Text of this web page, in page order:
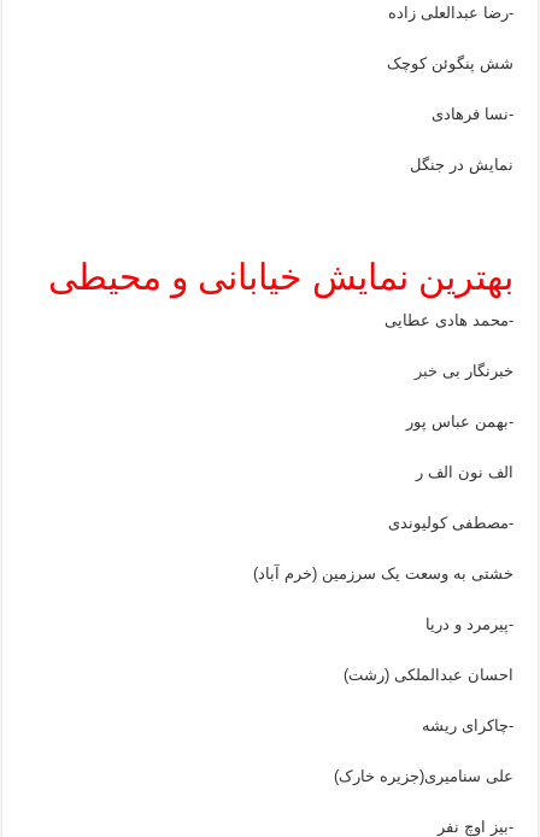
-رضا عبدالعلی زاده
شش پنگوئن کوچک
-نسا فرهادی
نمایش در جنگل
بهترین نمایش خیابانی و محیطی
-محمد هادی عطایی
خبرنگار بی خبر
-بهمن عباس پور
الف نون الف ر
-مصطفی کولیوندی
خشتی به وسعت یک سرزمین (خرم آباد)
-پیرمرد و دریا
احسان عبدالملکی (رشت)
-چاکرای ریشه
علی سنامیری(جزیره خارک)
-بیز اوچ نفر